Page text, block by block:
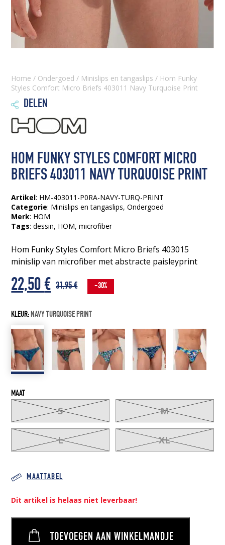
Home / Ondergoed / Minislips en tangaslips / Hom Funky
Styles Comfort Micro Briefs 403011 Navy Turquoise Print
 DELEN
HOM FUNKY STYLES COMFORT MICRO
BRIEFS 403011 NAVY TURQUOISE PRINT
Artikel: HM-403011-P0RA-NAVY-TURQ-PRINT
Categorie: Minislips en tangaslips,Ondergoed
Merk: HOM
Tags:dessin, HOM, microfiber
Hom Funky Styles Comfort Micro Briefs 403015
minislip van microfiber met abstracte paisleyprint
31,95€
Oorspronkelijke
prijs
was:
31,95 €.
22,50€
Huidige
prijs
is:
22,50 €.
-30%
KLEUR:NAVY TURQUOISE PRINT
MAAT
S M
L XL
MAATTABEL
Dit artikel is helaas niet leverbaar!
TOEVOEGEN AAN WINKELMANDJE